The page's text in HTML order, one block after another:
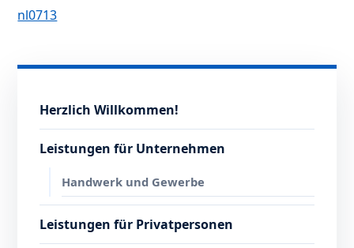
nl0713
Herzlich Willkommen!
Leistungen für Unternehmen
Handwerk und Gewerbe
Leistungen für Privatpersonen